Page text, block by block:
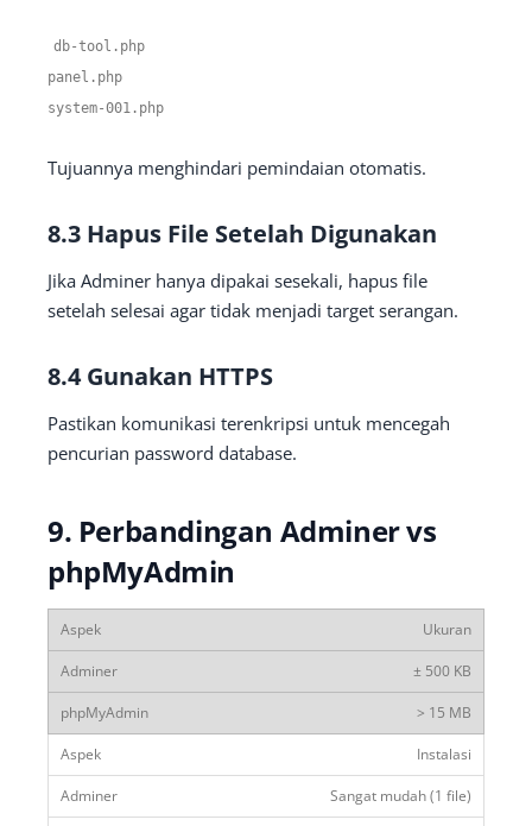
db-tool . php
panel . php
system-001 .php
Tujuannya menghindari pemindaian otomatis.
8.3 Hapus File Setelah Digunakan
Jika Adminer hanya dipakai sesekali, hapus file
setelah selesai agar tidak menjadi target serangan.
8.4 Gunakan HTTPS
Pastikan komunikasi terenkripsi untuk mencegah
pencurian password database.
9. Perbandingan Adminer vs
phpMyAdmin
Ukuran
± 500 KB
> 15 MB
Instalasi
Sangat mudah (1 file)